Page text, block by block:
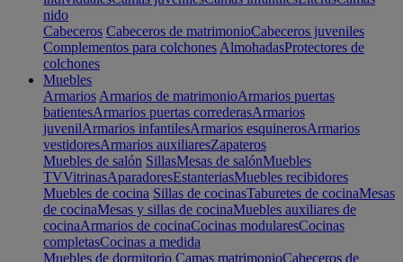
nido
Cabeceros Cabeceros de matrimonioCabeceros juveniles
Complementos para colchones AlmohadasProtectores de
colchones
Muebles
Armarios Armarios de matrimonioArmarios puertas
batientesArmarios puertas correderasArmarios
juvenilArmarios infantilesArmarios esquinerosArmarios
vestidoresArmarios auxiliaresZapateros
Muebles de salón SillasMesas de salónMuebles
TVVitrinasAparadoresEstanteriasMuebles recibidores
Muebles de cocina Sillas de cocinasTaburetes de cocinaMesas
de cocinaMesas y sillas de cocinaMuebles auxiliares de
cocinaArmarios de cocinaCocinas modularesCocinas
completasCocinas a medida
Muebles de dormitorio Camas matrimonioCabeceros de